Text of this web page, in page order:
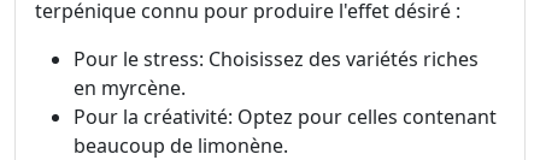
terpénique connu pour produire l'effet désiré :
Pour le stress: Choisissez des variétés riches
en myrcène.
Pour la créativité: Optez pour celles contenant
beaucoup de limonène.